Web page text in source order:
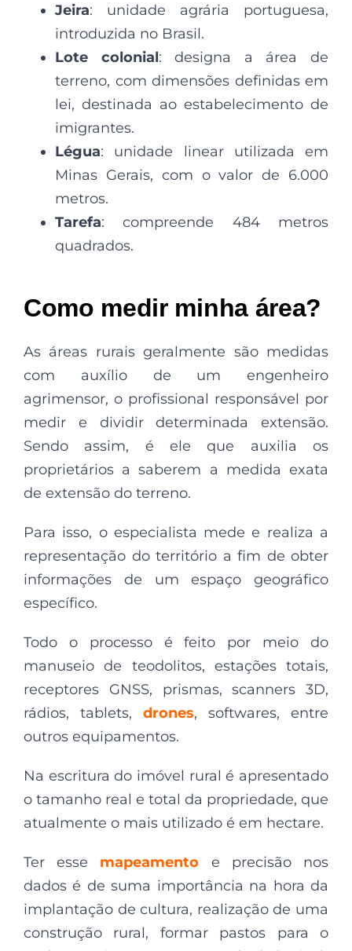
Jeira: unidade agrária portuguesa,
introduzida no Brasil.
Lote colonial: designa a área de
terreno, com dimensões definidas em
lei, destinada ao estabelecimento de
imigrantes.
Légua: unidade linear utilizada em
Minas Gerais, com o valor de 6.000
metros.
Tarefa: compreende 484 metros
quadrados.
Como medir minha área?
As áreas rurais geralmente são medidas
com auxílio de um engenheiro
agrimensor, o profissional responsável por
medir e dividir determinada extensão.
Sendo assim, é ele que auxilia os
proprietários a saberem a medida exata
de extensão do terreno.
Para isso, o especialista mede e realiza a
representação do território a fim de obter
informações de um espaço geográfico
específico.
Todo o processo é feito por meio do
manuseio de teodolitos, estações totais,
receptores GNSS, prismas, scanners 3D,
rádios, tablets, drones, softwares, entre
outros equipamentos.
Na escritura do imóvel rural é apresentado
o tamanho real e total da propriedade, que
atualmente o mais utilizado é em hectare.
Ter esse mapeamento
e precisão nos
dados é de suma importância na hora da
implantação de cultura, realização de uma
construção rural, formar pastos para o